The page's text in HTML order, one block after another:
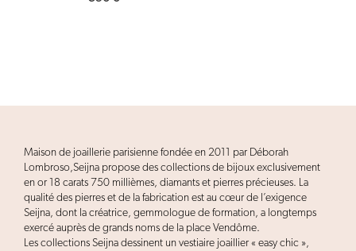
Maison de joaillerie parisienne fondée en 2011 par Déborah
Lombroso,Seijna propose des collections de bijoux exclusivement
en or 18 carats 750 millièmes, diamants et pierres précieuses. La
qualité des pierres et de la fabrication est au cœur de l’exigence
Seijna, dont la créatrice, gemmologue de formation, a longtemps
exercé auprès de grands noms de la place Vendôme.
Les collections Seijna dessinent un vestiaire joaillier « easy chic »,